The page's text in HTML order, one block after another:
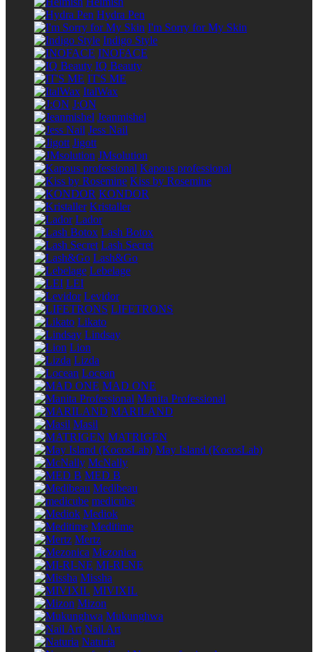
Hydra Pen
I'm Sorry for My Skin
Indigo Style
INOFACE
IQ Beauty
IT'S ME
ItalWax
J:ON
Jeanmishel
Jess Nail
Jigott
JMsolution
Kapous professional
Kiss by Rosemine
KONDOR
Kristaller
Lador
Lash Botox
Lash Secret
Lash&Go
Lebelage
LEI
Levidor
LIFETRONS
Likato
Lindsay
Lion
Lizda
Locean
MAD ONE
Manita Professional
MARILAND
Masil
MATRIGEN
May Island (KocosLab)
McNally
MED B
Medibeau
medicube
Mediok
Meditime
Mertz
Mezonica
MI-RI-NE
Missha
MIVIXIL
Mizon
Mukunghwa
Nail Art
Naturia